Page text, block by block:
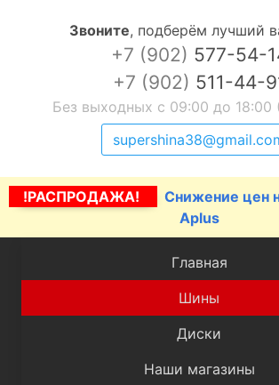
Звоните, подберём лучший
+7 (902) 577-54-
+7 (902) 511-44-
Без выходных с 09:00 до 18:00
!РАСПРОДАЖА!
Снижение цен
Aplus
Главная
Шины
Диски
Наши магазины